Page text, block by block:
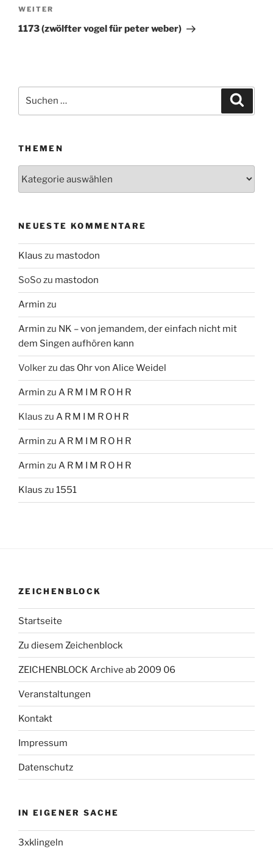
Nächster
Beitrag
WEITER
1173 (zwölfter vogel für peter weber)
Suchen
THEMEN
NEUESTE KOMMENTARE
Klaus zu mastodon
SoSozu mastodon
Armin zu
Armin zu NK – von jemandem, der einfach nicht mit
dem Singen aufhören kann
Volkerzu das Ohr von Alice Weidel
Armin zu A R M I M R O H R
Klaus zu A R M I M R O H R
Armin zu A R M I M R O H R
Armin zu A R M I M R O H R
Klaus zu 1551
ZEICHENBLOCK
Startseite
Zu diesem Zeichenblock
ZEICHENBLOCK Archive ab 2009 06
Veranstaltungen
Kontakt
Impressum
Datenschutz
IN EIGENER SACHE
3xklingeln